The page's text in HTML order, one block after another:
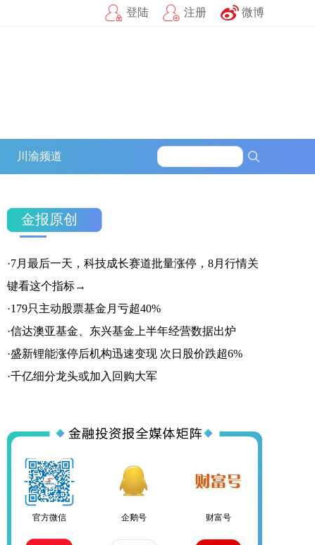
登陆 注册 微博
川渝频道
金报原创
·7月最后一天，科技成长赛道批量涨停，8月行情关
键看这个指标→
·179只主动股票基金月亏超40%
·信达澳亚基金、东兴基金上半年经营数据出炉
·盛新锂能涨停后机构迅速变现 次日股价跌超6%
·千亿细分龙头或加入回购大军
官方微信 企鹅号
一点号 百家号
搜狐号 头条号